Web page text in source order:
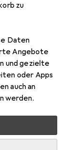
zu
Daten
Angebote
und gezielte
oder Apps
auch an
werden.